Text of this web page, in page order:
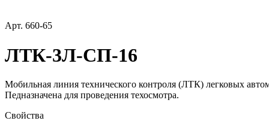
Арт. 660-65
ЛТК-3Л-СП-16
Мобильная линия технического контроля (ЛТК) легковых
Педназначена для проведения техосмотра.
Свойства